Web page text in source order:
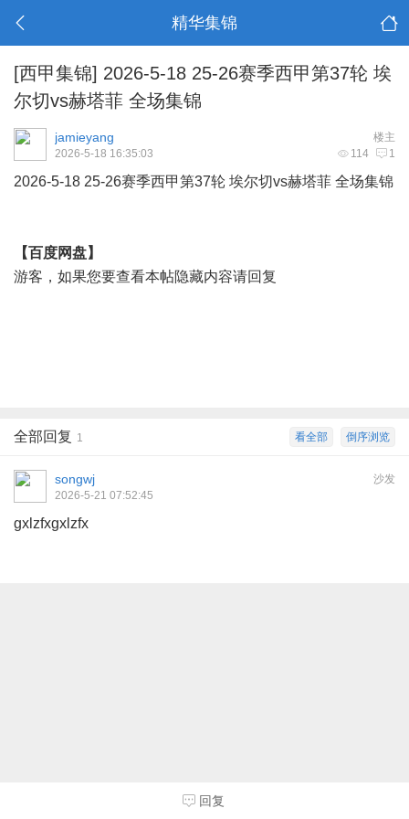
精华集锦
[西甲集锦] 2026-5-18 25-26赛季西甲第37轮 埃
尔切vs赫塔菲 全场集锦
楼主
jamieyang
114 1
2026-5-18 16:35:03
2026-5-18 25-26赛季西甲第37轮 埃尔切vs赫塔菲 全场集锦
【百度网盘】
游客，如果您要查看本帖隐藏内容请回复
倒序浏览
看全部
全部回复 1
沙发
songwj
2026-5-21 07:52:45
gxlzfxgxlzfx
回复